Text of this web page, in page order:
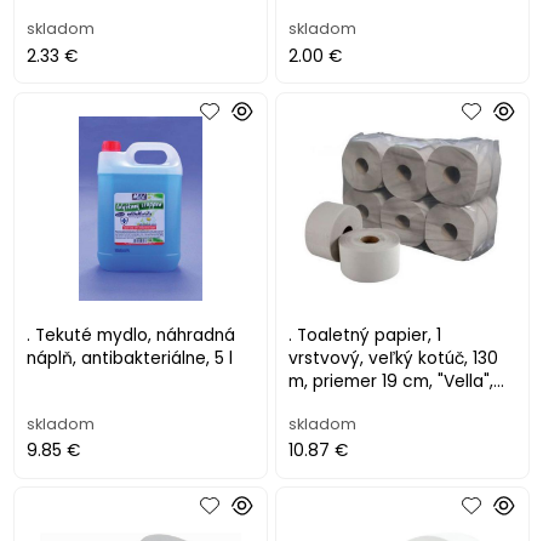
skladom
2.33 €
skladom
2.00 €
. Tekuté mydlo, náhradná
náplň, antibakteriálne, 5 l
skladom
9.85 €
. Toaletný papier, 1
vrstvový, veľký kotúč, 130
m, priemer 19 cm, "Vella",
skladom
10.87 €